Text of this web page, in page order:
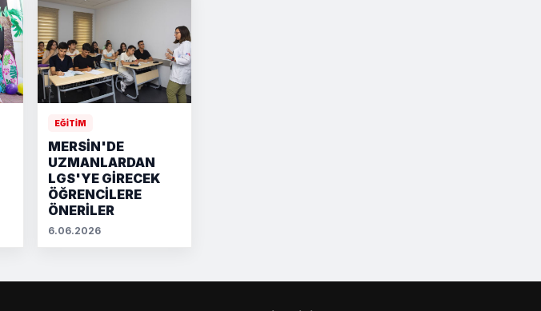
EĞİTİM
MERSİN'DE
UZMANLARDAN
LGS'YE GİRECEK
ÖĞRENCİLERE
ÖNERİLER
6.06.2026